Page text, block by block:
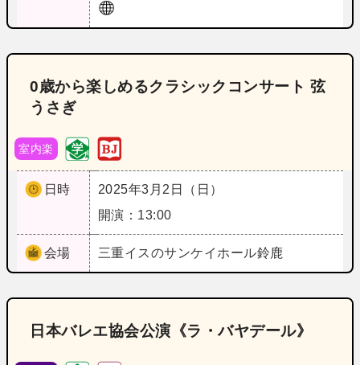
0歳から楽しめるクラシックコンサート 弦
うさぎ
室内楽
日時
2025年3月2日（日）
開演：13:00
会場 三重イスのサンケイホール鈴鹿
日本バレエ協会公演《ラ・バヤデール》